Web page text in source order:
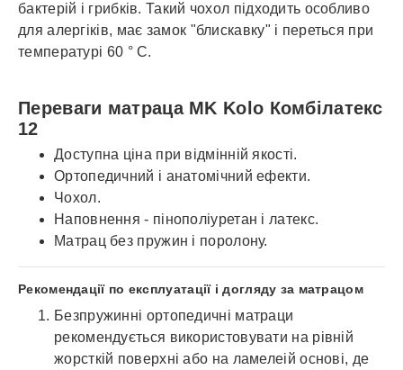
бактерій і грибків. Такий чохол підходить особливо
для алергіків, має замок "блискавку" і переться при
температурі 60 ° С.
Переваги матраца MK Kolo Комбілатекс
12
Доступна ціна при відмінній якості.
Ортопедичний і анатомічний ефекти.
Чохол.
Наповнення - пінополіуретан і латекс.
Матрац без пружин і поролону.
Рекомендації по експлуатації і догляду за матрацом
Безпружинні ортопедичні матраци
рекомендується використовувати на рівній
жорсткій поверхні або на ламелеій основі, де